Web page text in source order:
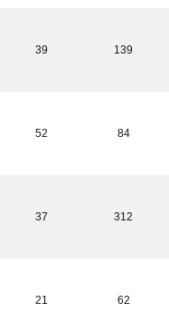
39
139
52
84
37
312
21
62